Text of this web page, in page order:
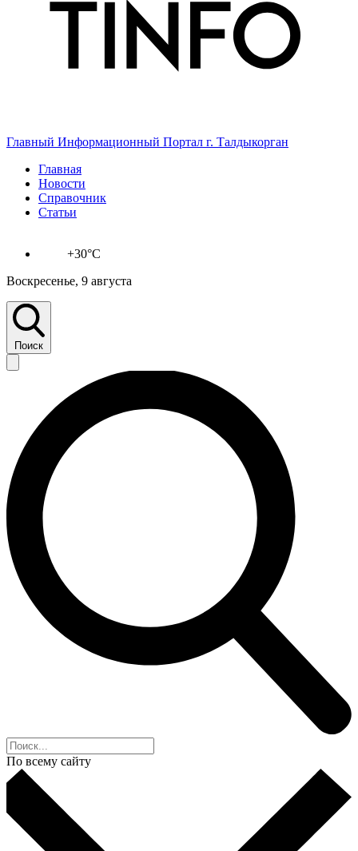
Главный Информационный Портал г. Талдыкорган
Главная
Новости
Справочник
Статьи
+30°C
Воскресенье, 9 августа
Поиск
По всему сайту